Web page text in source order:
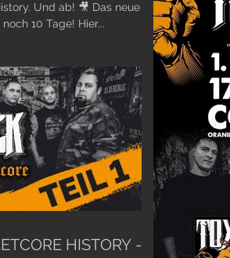
Und ab! 🎥 Das neue
Album „Kämpfer“ - noch 10 Tage! Hier...
HISTORY -